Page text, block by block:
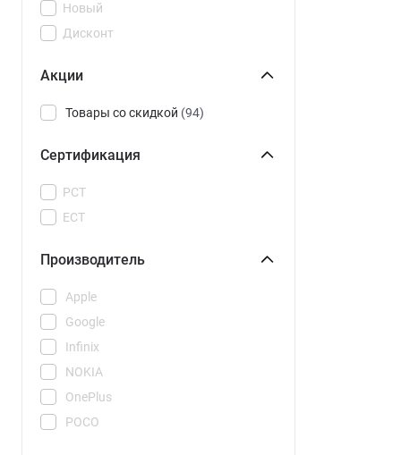
Новый
Дисконт
Акции
Товары со скидкой (94)
Сертификация
РСТ
ЕСТ
Производитель
Apple
Google
Infinix
NOKIA
OnePlus
POCO